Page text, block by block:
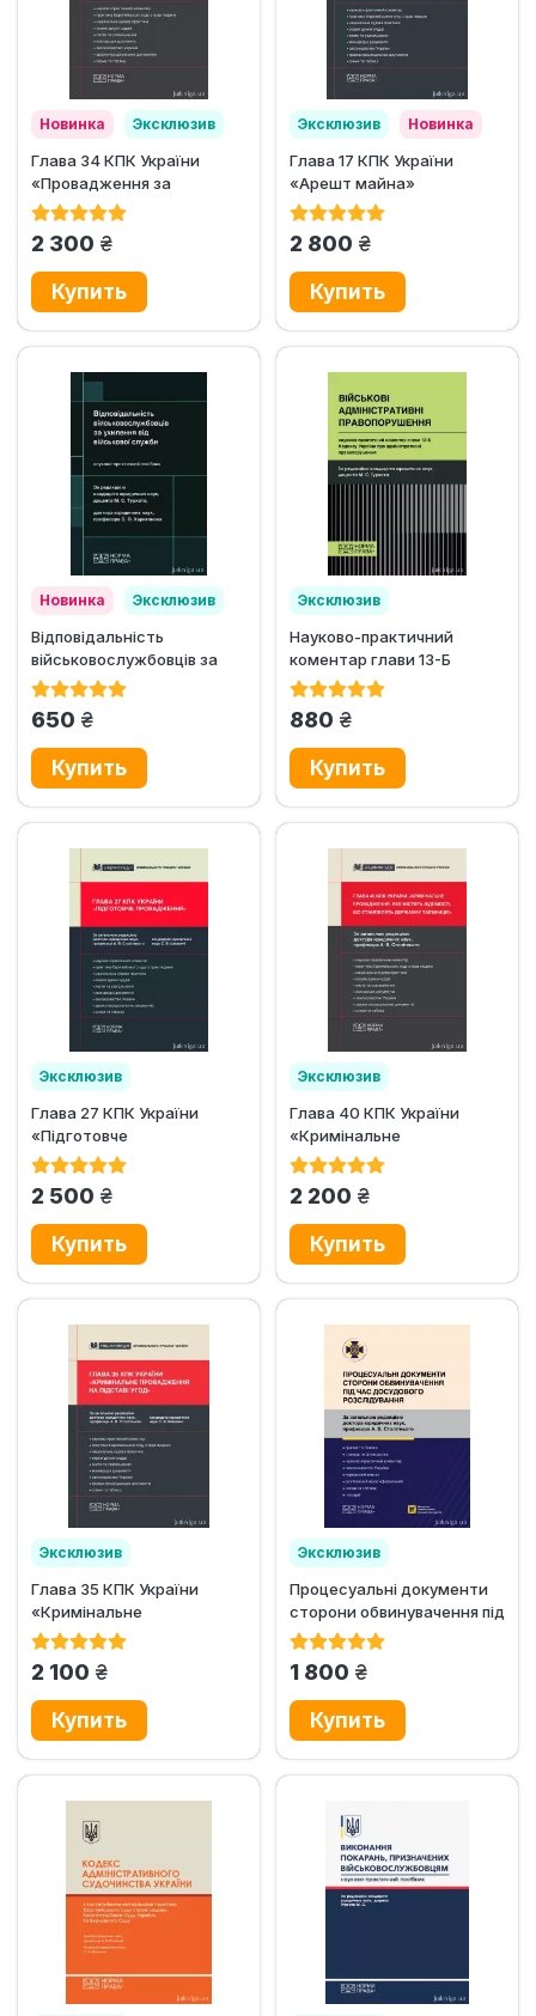
Новинка Эксклюзив
Глава 34 КПК України
«Провадження за
нововиявленими або
2 300 грн.
Эксклюзив Новинка
Глава 17 КПК України
«Арешт майна»
2 800 грн.
Новинка Эксклюзив
Відповідальність
військовослужбовців за
ухилення від військової
650 грн.
Эксклюзив
Хит продаж
Науково-практичний
коментар глави 13-Б
Кодексу України про...
880 грн.
Эксклюзив
Глава 27 КПК України
«Підготовче
провадження»
2 500 грн.
Эксклюзив
Глава 40 КПК України
«Кримінальне
провадження, яке містить
2 200 грн.
Эксклюзив
Глава 35 КПК України
«Кримінальне
провадження на підставі
2 100 грн.
Эксклюзив
Процесуальні документи
сторони обвинувачення під
час досудового...
1 800 грн.